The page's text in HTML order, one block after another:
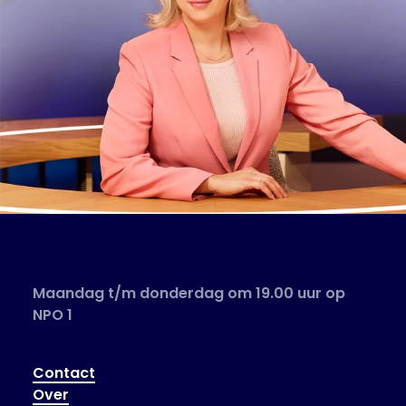
Maandag t/m donderdag om 19.00 uur op
NPO 1
Contact
Over